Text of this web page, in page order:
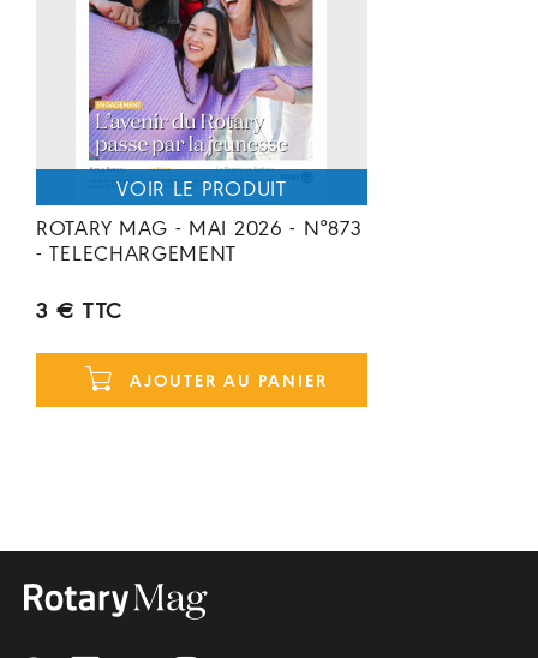
ROTARY MAG - MAI 2026 - N°873
- TELECHARGEMENT
3 € TTC
AJOUTER AU PANIER